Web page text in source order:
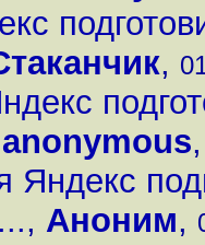
,
anonymous
Яндекс
, Аноним,